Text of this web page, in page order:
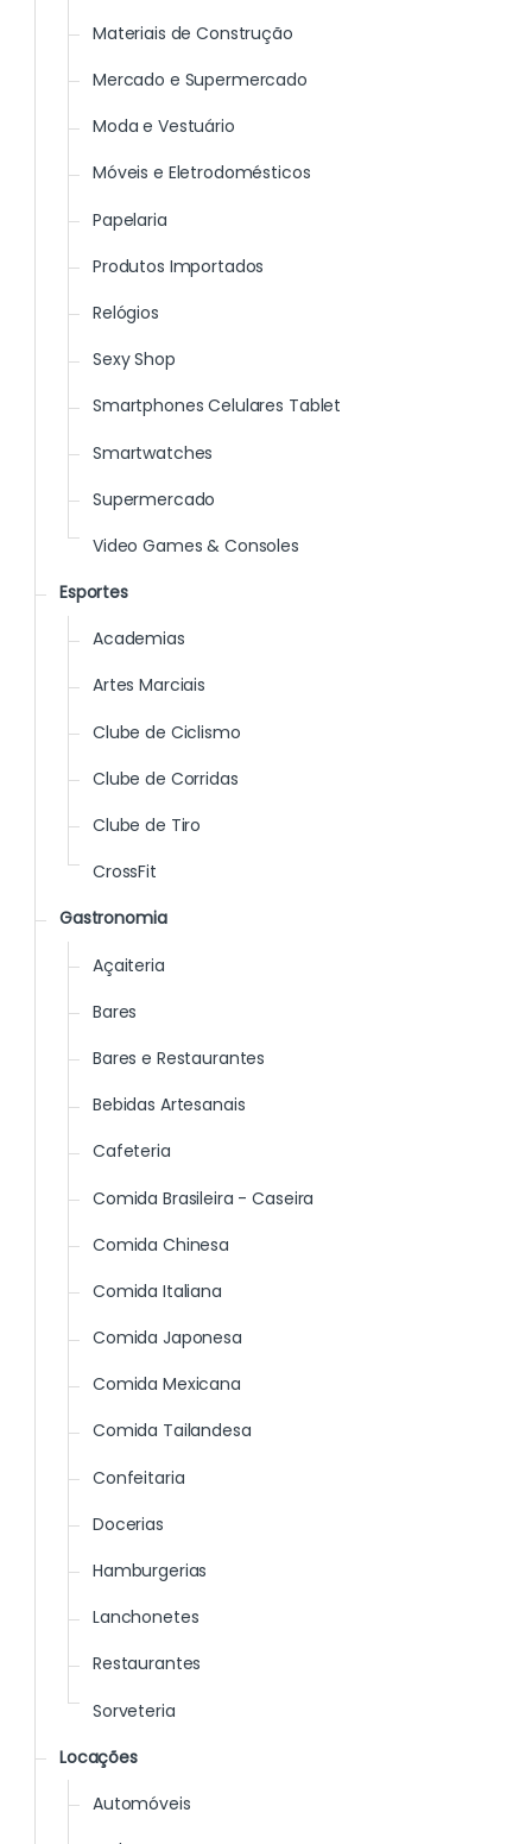
Materiais de Construção
Mercado e Supermercado
Moda e Vestuário
Móveis e Eletrodomésticos
Papelaria
Produtos Importados
Relógios
Sexy Shop
Smartphones Celulares Tablet
Smartwatches
Supermercado
Video Games & Consoles
Esportes
Academias
Artes Marciais
Clube de Ciclismo
Clube de Corridas
Clube de Tiro
CrossFit
Gastronomia
Açaiteria
Bares
Bares e Restaurantes
Bebidas Artesanais
Cafeteria
Comida Brasileira - Caseira
Comida Chinesa
Comida Italiana
Comida Japonesa
Comida Mexicana
Comida Tailandesa
Confeitaria
Docerias
Hamburgerias
Lanchonetes
Restaurantes
Sorveteria
Locações
Automóveis